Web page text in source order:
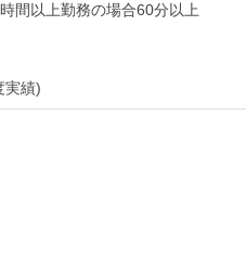
間以上勤務の場合60分以上
実績)